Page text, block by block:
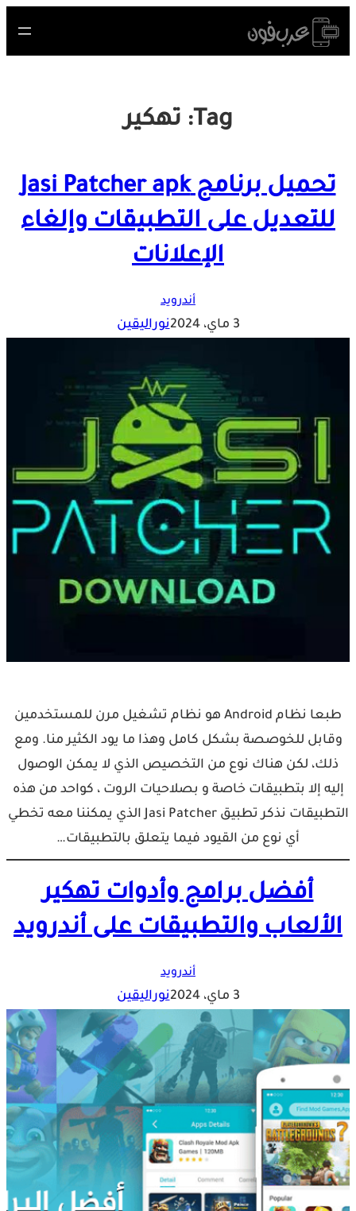
Skip
to
Tag: تهكير
تحميل برنامج Jasi Patcher apk
للتعديل على التطبيقات وإلغاء
الإعلانات
أندرويد
3 ماي، 2024 نوراليقين
طبعا نظام Android هو نظام تشغيل مرن للمستخدمين
وقابل للخوصصة بشكل كامل وهذا ما يود الكثير منا. ومع
ذلك، لكن هناك نوع من التخصيص الذي لا يمكن الوصول
إليه إلا بتطبيقات خاصة و بصلاحيات الروت ، كواحد من هذه
التطبيقات نذكر تطبيق Jasi Patcher الذي يمكننا معه تخطي
أي نوع من القيود فيما يتعلق بالتطبيقات…
أفضل برامج وأدوات تهكير
الألعاب والتطبيقات على أندرويد
أندرويد
3 ماي، 2024 نوراليقين